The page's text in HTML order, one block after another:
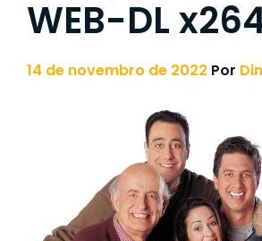
WEB-DL
14 de novembro de 2022 Por